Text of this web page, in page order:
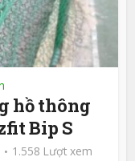
hồ thông
Bip S
1.558 Lượt xem